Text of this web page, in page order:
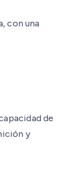
con una
de
y